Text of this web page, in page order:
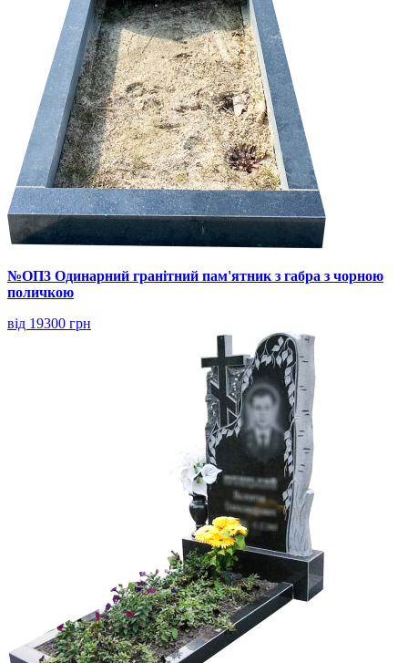
№ОП3 Одинарний гранітний пам'ятник з габра з чорною
поличкою
від 19300 грн